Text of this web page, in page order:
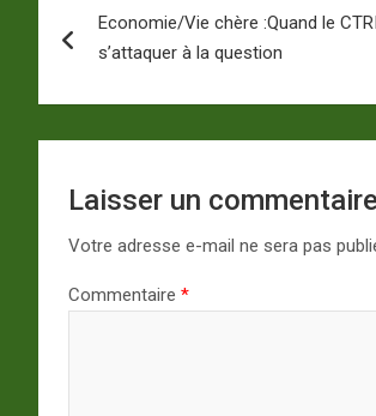
de
l’article
Economie/Vie chère :Quand le
s’attaquer à la question
Laisser un commentaire
Votre adresse e-mail ne sera pas
Commentaire *